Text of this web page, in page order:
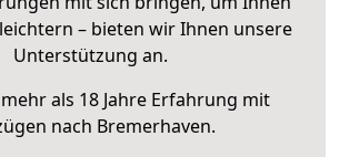
– bieten wir Ihnen unsere
Unterstützung an.
als 18 Jahre Erfahrung mit
nach Bremerhaven.